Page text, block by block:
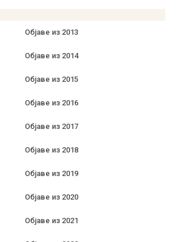
Објаве из 2013
Објаве из 2014
Објаве из 2015
Објаве из 2016
Објаве из 2017
Објаве из 2018
Објаве из 2019
Објаве из 2020
Објаве из 2021